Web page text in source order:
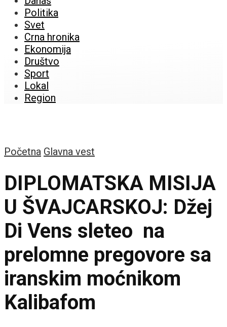
Politika
Svet
Crna hronika
Ekonomija
Društvo
Sport
Lokal
Region
Početna Glavna vest
DIPLOMATSKA MISIJA
U ŠVAJCARSKOJ: Džej
Di Vens sleteo na
prelomne pregovore sa
iranskim moćnikom
Kalibafom